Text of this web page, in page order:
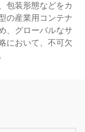
包装形態などをカ
の産業用コンテナ
、グローバルなサ
において、不可欠